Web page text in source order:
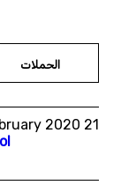
الحملات
21 February 2020